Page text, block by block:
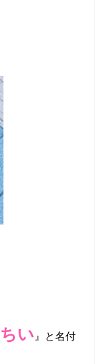
ちい 』と名付